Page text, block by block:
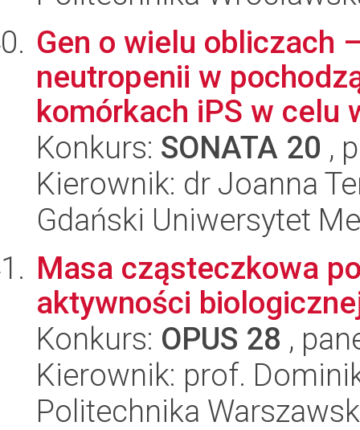
Gen o wielu obliczach
neutropenii w
komórkach iPS w celu
Konkurs: SONATA 20 ,
Kierownik: dr Joanna
Gdański Uniwersytet
Masa cząsteczkowa
aktywności
Konkurs: OPUS 28 ,
Kierownik: prof.
Politechnika